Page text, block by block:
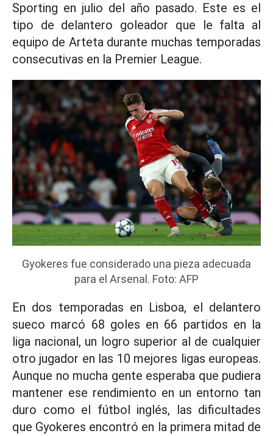
Sporting en julio del año pasado. Este es el
tipo de delantero goleador que le falta al
equipo de Arteta durante muchas temporadas
consecutivas en la Premier League.
Gyokeres fue considerado una pieza adecuada
para el Arsenal. Foto: AFP
En dos temporadas en Lisboa, el delantero
sueco marcó 68 goles en 66 partidos en la
liga nacional, un logro superior al de cualquier
otro jugador en las 10 mejores ligas europeas.
Aunque no mucha gente esperaba que pudiera
mantener ese rendimiento en un entorno tan
duro como el fútbol inglés, las dificultades
que Gyokeres encontró en la primera mitad de